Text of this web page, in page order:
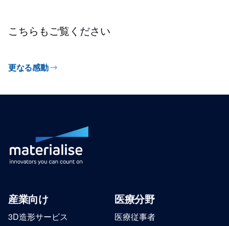
こちらもご覧ください
更なる感動
産業向け
3D造形サービス
医療分野
医療従事者